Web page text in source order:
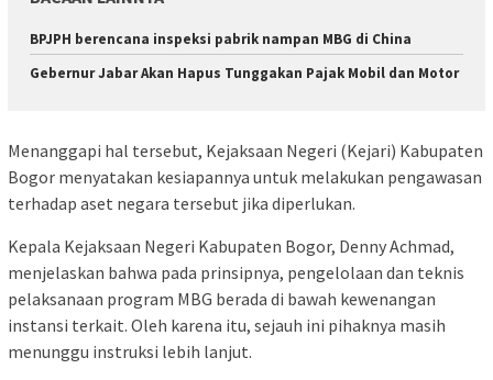
BPJPH berencana inspeksi pabrik nampan MBG di China
Gebernur Jabar Akan Hapus Tunggakan Pajak Mobil dan Motor
Menanggapi hal tersebut, Kejaksaan Negeri (Kejari) Kabupaten
Bogor menyatakan kesiapannya untuk melakukan pengawasan
terhadap aset negara tersebut jika diperlukan.
Kepala Kejaksaan Negeri Kabupaten Bogor, Denny Achmad,
menjelaskan bahwa pada prinsipnya, pengelolaan dan teknis
pelaksanaan program MBG berada di bawah kewenangan
instansi terkait. Oleh karena itu, sejauh ini pihaknya masih
menunggu instruksi lebih lanjut.